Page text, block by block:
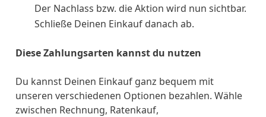
Der Nachlass bzw. die Aktion wird nun sichtbar.
Schließe Deinen Einkauf danach ab.
Diese Zahlungsarten kannst du nutzen
Du kannst Deinen Einkauf ganz bequem mit
unseren verschiedenen Optionen bezahlen. Wähle
zwischen Rechnung, Ratenkauf,